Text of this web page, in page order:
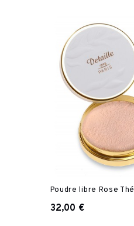
Poudre libre Rose Thé
32,00 €